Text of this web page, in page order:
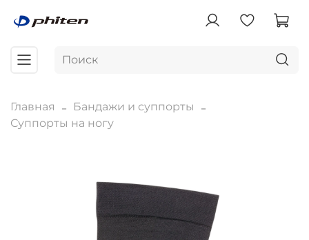
Главная
Бандажи и суппорты
Суппорты на ногу